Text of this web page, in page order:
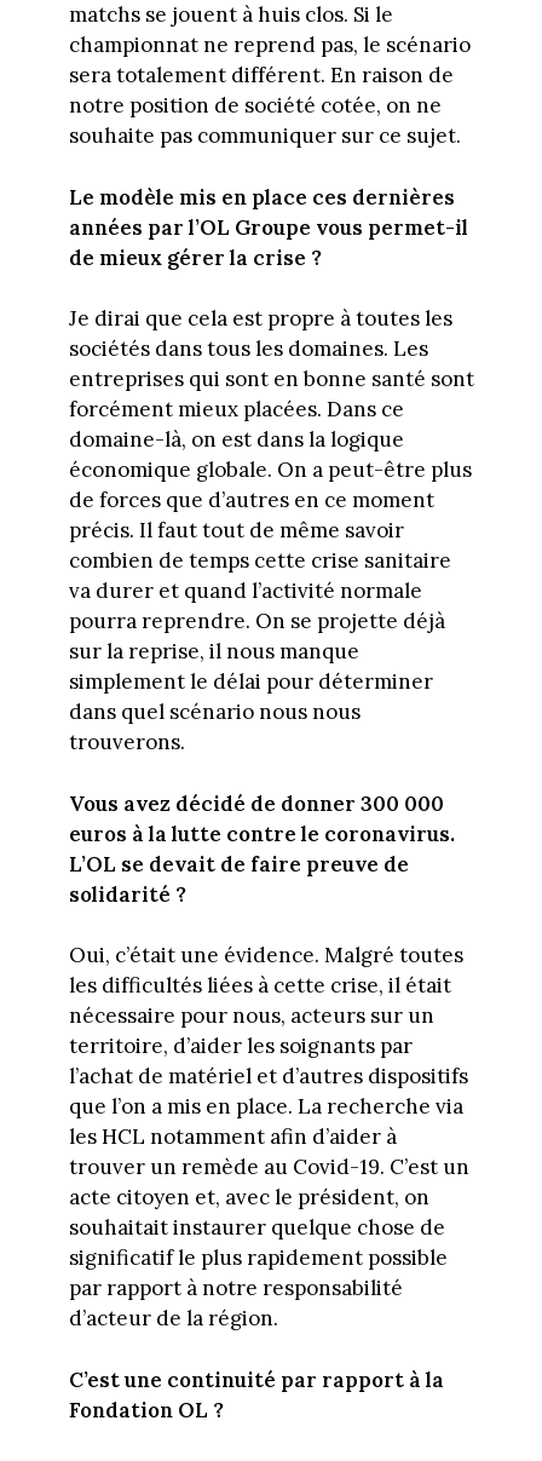
matchs se jouent à huis clos. Si le
championnat ne reprend pas, le scénario
sera totalement différent. En raison de
notre position de société cotée, on ne
souhaite pas communiquer sur ce sujet.
Le modèle mis en place ces dernières
années par l’OL Groupe vous permet-il
de mieux gérer la crise ?
Je dirai que cela est propre à toutes les
sociétés dans tous les domaines. Les
entreprises qui sont en bonne santé sont
forcément mieux placées. Dans ce
domaine-là, on est dans la logique
économique globale. On a peut-être plus
de forces que d’autres en ce moment
précis. Il faut tout de même savoir
combien de temps cette crise sanitaire
va durer et quand l’activité normale
pourra reprendre. On se projette déjà
sur la reprise, il nous manque
simplement le délai pour déterminer
dans quel scénario nous nous
trouverons.
Vous avez décidé de donner 300 000
euros à la lutte contre le coronavirus.
L’OL se devait de faire preuve de
solidarité ?
Oui, c’était une évidence. Malgré toutes
les difficultés liées à cette crise, il était
nécessaire pour nous, acteurs sur un
territoire, d’aider les soignants par
l’achat de matériel et d’autres dispositifs
que l’on a mis en place. La recherche via
les HCL notamment afin d’aider à
trouver un remède au Covid-19. C’est un
acte citoyen et, avec le président, on
souhaitait instaurer quelque chose de
significatif le plus rapidement possible
par rapport à notre responsabilité
d’acteur de la région.
C’est une continuité par rapport à la
Fondation OL ?